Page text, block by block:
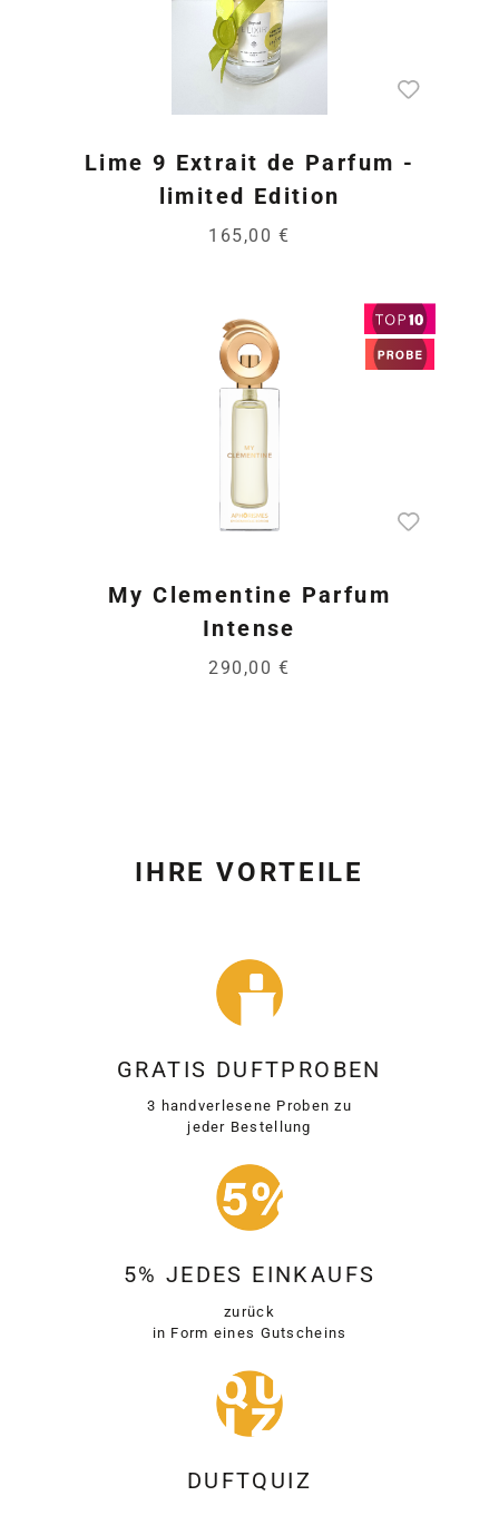
Lime 9 Extrait de Parfum -
limited Edition
165,00 €
My Clementine Parfum
Intense
290,00 €
IHRE VORTEILE
GRATIS DUFTPROBEN
3 handverlesene Proben zu
jeder Bestellung
5% JEDES EINKAUFS
zurück
in Form eines Gutscheins
DUFTQUIZ